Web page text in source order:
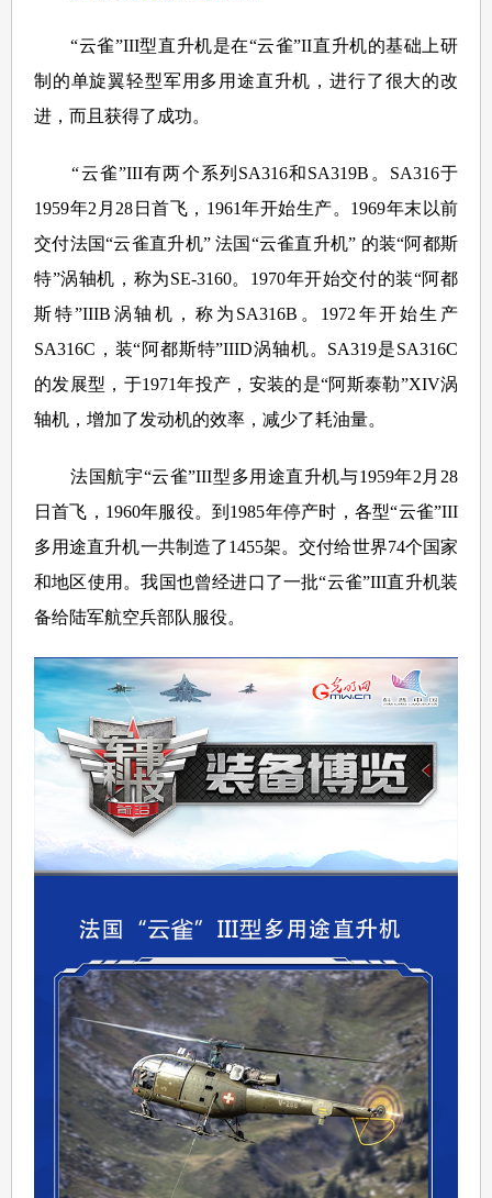
“云雀”III型直升机是在“云雀”II直升机的基础上研
制的单旋翼轻型军用多用途直升机，进行了很大的改
进，而且获得了成功。
“云雀”III有两个系列SA316和SA319B。SA316于
1959年2月28日首飞，1961年开始生产。1969年末以前
交付法国“云雀直升机” 法国“云雀直升机” 的装“阿都斯
特”涡轴机，称为SE-3160。1970年开始交付的装“阿都
斯特”IIIB涡轴机，称为SA316B。1972年开始生产
SA316C，装“阿都斯特”IIID涡轴机。SA319是SA316C
的发展型，于1971年投产，安装的是“阿斯泰勒”XIV涡
轴机，增加了发动机的效率，减少了耗油量。
法国航宇“云雀”III型多用途直升机与1959年2月28
日首飞，1960年服役。到1985年停产时，各型“云雀”III
多用途直升机一共制造了1455架。交付给世界74个国家
和地区使用。我国也曾经进口了一批“云雀”III直升机装
备给陆军航空兵部队服役。